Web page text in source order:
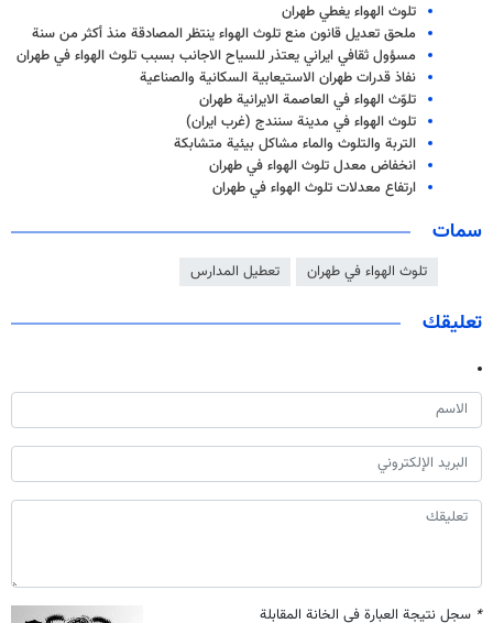
تلوث الهواء يغطي طهران
ملحق تعديل قانون منع تلوث الهواء ينتظر المصادقة منذ أكثر من سنة
مسؤول ثقافي ايراني يعتذر للسياح الاجانب بسبب تلوث الهواء في طهران
نفاذ قدرات طهران الاستيعابية السكانية والصناعية
تلوّث الهواء في العاصمة الايرانية طهران
تلوث الهواء في مدينة سنندج (غرب ايران)
التربة والتلوث والماء مشاكل بيئية متشابكة
انخفاض معدل تلوث الهواء في طهران
ارتفاع معدلات تلوث الهواء في طهران
سمات
تلوث الهواء في طهران تعطيل المدارس
تعليقك
* سجل نتيجة العبارة في الخانة المقابلة